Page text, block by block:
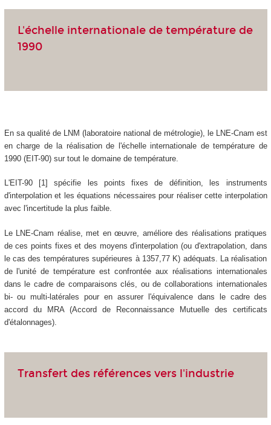
L'échelle internationale de température de
1990
En sa qualité de LNM (laboratoire national de métrologie), le LNE-Cnam est
en charge de la réalisation de l'échelle internationale de température de
1990 (EIT-90) sur tout le domaine de température.
L'EIT-90 [1] spécifie les points fixes de définition, les instruments
d'interpolation et les équations nécessaires pour réaliser cette interpolation
avec l'incertitude la plus faible.
Le LNE-Cnam réalise, met en œuvre, améliore des réalisations pratiques
de ces points fixes et des moyens d'interpolation (ou d'extrapolation, dans
le cas des températures supérieures à 1357,77 K) adéquats. La réalisation
de l'unité de température est confrontée aux réalisations internationales
dans le cadre de comparaisons clés, ou de collaborations internationales
bi- ou multi-latérales pour en assurer l'équivalence dans le cadre des
accord du MRA (Accord de Reconnaissance Mutuelle des certificats
d'étalonnages).
Transfert des références vers l'industrie